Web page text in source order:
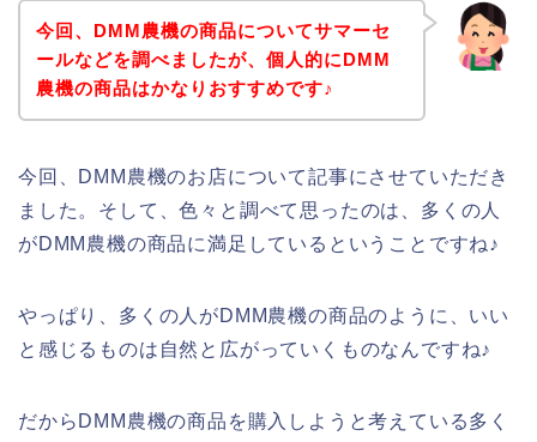
今回、DMM農機の商品についてサマーセ
ールなどを調べましたが、個人的にDMM
農機の商品はかなりおすすめです♪
今回、DMM農機のお店について記事にさせていただき
ました。そして、色々と調べて思ったのは、多くの人
がDMM農機の商品に満足しているということですね♪
やっぱり、多くの人がDMM農機の商品のように、いい
と感じるものは自然と広がっていくものなんですね♪
だからDMM農機の商品を購入しようと考えている多く